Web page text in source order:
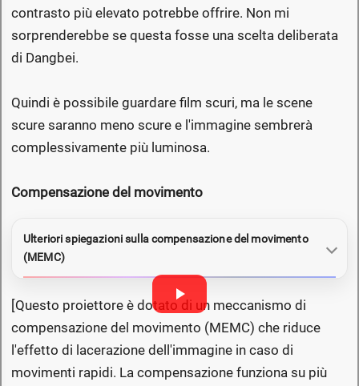
contrasto più elevato potrebbe offrire. Non mi
sorprenderebbe se questa fosse una scelta deliberata
di Dangbei.
Quindi è possibile guardare film scuri, ma le scene
scure saranno meno scure e l'immagine sembrerà
complessivamente più luminosa.
Compensazione del movimento
Ulteriori spiegazioni sulla compensazione del movimento
(MEMC)
[Questo proiettore è dotato di un meccanismo di
compensazione del movimento (MEMC) che riduce
l'effetto di lacerazione dell'immagine in caso di
movimenti rapidi. La compensazione funziona su più